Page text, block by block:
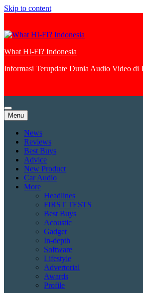
Skip to content
What HI-FI? Indonesia
Informasi Terupdate Dunia Audio Video di
Menu
News
Reviews
Best Buys
Advice
New Product
Car Audio
More
Headlines
FIRST TESTS
Best Buys
Acoustic
Gadget
In-depth
Software
Lifestyle
Advertorial
Awards
Profile